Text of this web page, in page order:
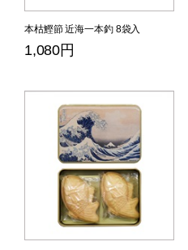
本枯鰹節 近海一本釣 8袋入
1,080円